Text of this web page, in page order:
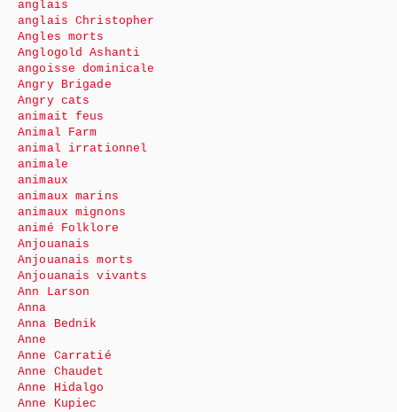
anglais
anglais Christopher
Angles morts
Anglogold Ashanti
angoisse dominicale
Angry Brigade
Angry cats
animait feus
Animal Farm
animal irrationnel
animale
animaux
animaux marins
animaux mignons
animé Folklore
Anjouanais
Anjouanais morts
Anjouanais vivants
Ann Larson
Anna
Anna Bednik
Anne
Anne Carratié
Anne Chaudet
Anne Hidalgo
Anne Kupiec